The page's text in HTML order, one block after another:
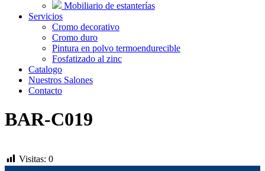
Mobiliario de estanterías
Servicios
Cromo decorativo
Cromo duro
Pintura en polvo termoendurecible
Fosfatizado al zinc
Catalogo
Nuestros Salones
Contacto
BAR-C019
Visitas: 0